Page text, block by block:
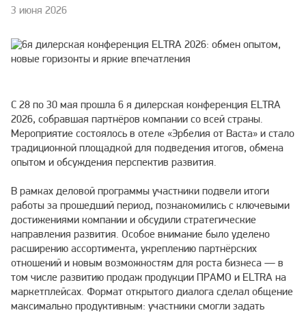
3 июня 2026
С 28 по 30 мая прошла 6 я дилерская конференция ELTRA
2026, собравшая партнёров компании со всей страны.
Мероприятие состоялось в отеле «Эрбелия от Васта» и стало
традиционной площадкой для подведения итогов, обмена
опытом и обсуждения перспектив развития.
В рамках деловой программы участники подвели итоги
работы за прошедший период, познакомились с ключевыми
достижениями компании и обсудили стратегические
направления развития. Особое внимание было уделено
расширению ассортимента, укреплению партнёрских
отношений и новым возможностям для роста бизнеса — в
том числе развитию продаж продукции ПРАМО и ELTRA на
маркетплейсах. Формат открытого диалога сделал общение
максимально продуктивным: участники смогли задать